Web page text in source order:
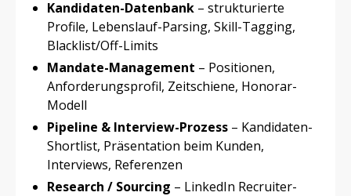
Kandidaten-Datenbank – strukturierte
Profile, Lebenslauf-Parsing, Skill-Tagging,
Blacklist/Off-Limits
Mandate-Management – Positionen,
Anforderungsprofil, Zeitschiene, Honorar-
Modell
Pipeline & Interview-Prozess – Kandidaten-
Shortlist, Präsentation beim Kunden,
Interviews, Referenzen
Research / Sourcing – LinkedIn Recruiter-